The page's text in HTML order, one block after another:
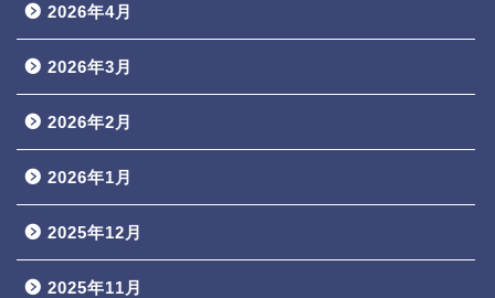
2026年4月
2026年3月
2026年2月
2026年1月
2025年12月
2025年11月